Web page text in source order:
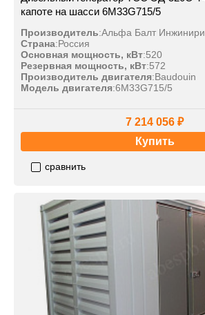
капоте на шасси 6M33G715/5
Производитель:Альфа Балт
Страна:Россия
Основная мощность, кВт:520
Резервная мощность, кВт:572
Производитель двигателя:Baudouin
Модель двигателя:6M33G715/5
7 214 056 ₽
Купить
сравнить